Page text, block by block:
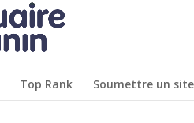
Top Rank Soumettre un site